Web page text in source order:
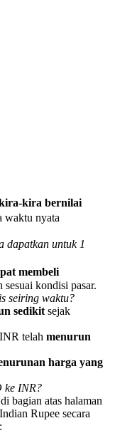
tunai
kira-kira bernilai
waktu nyata
dapatkan untuk 1
membeli
kondisi pasar.
seiring waktu?
sedikit sejak
telah menurun
harga yang
ke INR?
di bagian atas halaman
Rupee secara